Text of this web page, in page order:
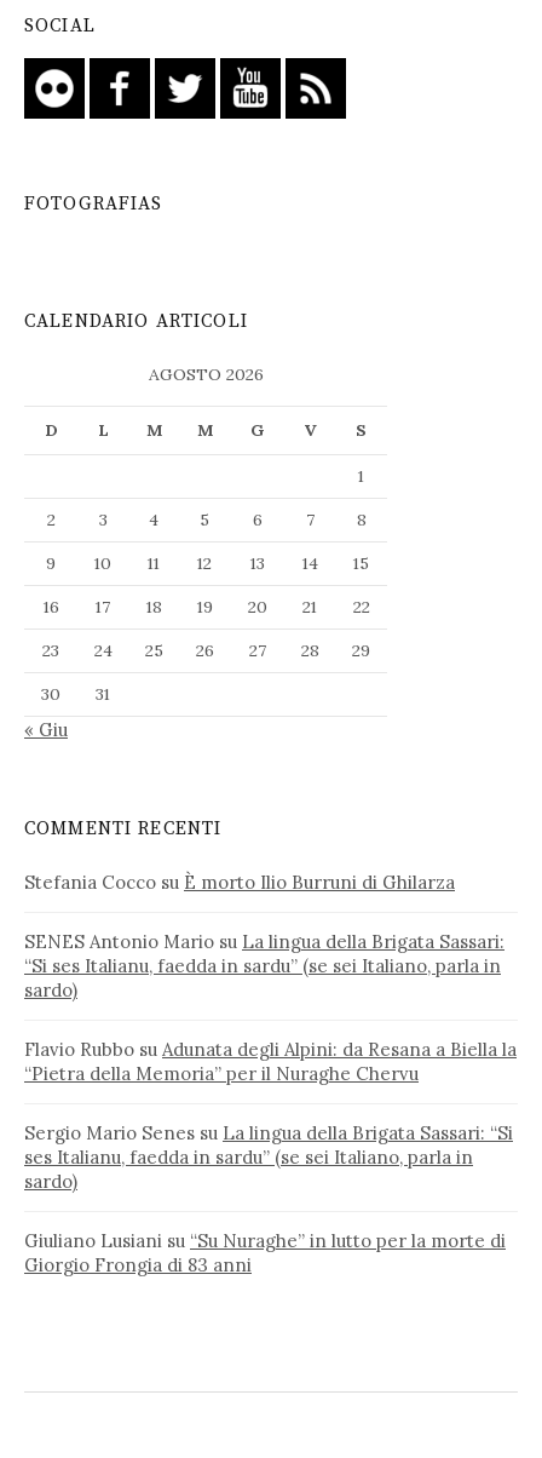
SOCIAL
FOTOGRAFIAS
CALENDARIO ARTICOLI
AGOSTO 2026
D L M M G V S
1
2
3 4 5 6 7
8
9
10 11 12 13 14
15
16
17 18 19 20 21
22
23
24 25 26 27 28
29
30
31
« Giu
COMMENTI RECENTI
Stefania Cocco su È morto Ilio Burruni di Ghilarza
SENES Antonio Mario su La lingua della Brigata Sassari:
“Si ses Italianu, faedda in sardu” (se sei Italiano, parla in
sardo)
Flavio Rubbo su Adunata degli Alpini: da Resana a Biella la
“Pietra della Memoria” per il Nuraghe Chervu
Sergio Mario Senes su La lingua della Brigata Sassari: “Si
ses Italianu, faedda in sardu” (se sei Italiano, parla in
sardo)
Giuliano Lusiani su “Su Nuraghe” in lutto per la morte di
Giorgio Frongia di 83 anni